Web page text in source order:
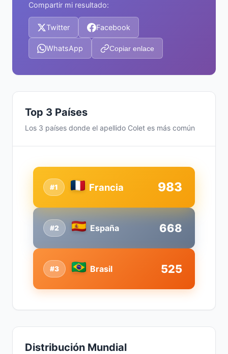
Compartir mi resultado:
Twitter Facebook
WhatsApp Copiar enlace
Top 3 Países
Los 3 países donde el apellido Colet es más común
#2 España 668
#1 Francia 983
#3 Brasil 525
Distribución Mundial